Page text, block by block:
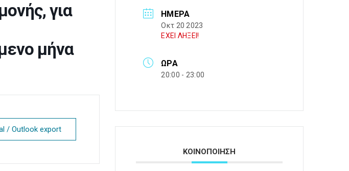
για
μήνα
/ Outlook export
ΗΜΈΡΑ
Οκτ 20 2023
ΕΧΕΙ ΛΗΞΕΙ!
ΏΡΑ
20:00 - 23:00
ΚΟΙΝΟΠΟΙΗΣΗ